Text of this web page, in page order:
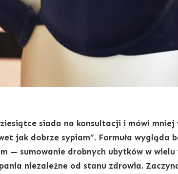
siada na konsultacji i mówi mniej
jak dobrze sypiam”. Formuła wygląda
— sumowanie drobnych ubytków w
niezależne od stanu zdrowia.